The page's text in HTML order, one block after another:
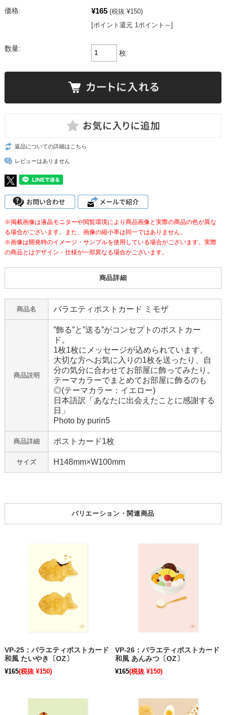
価格: ¥165 (税抜 ¥150)
[ポイント還元 1ポイント～]
数量:
枚
返品についての詳細はこちら
レビューはありません
※掲載画像は液晶モニターや閲覧環境により商品画像と実際の商品の色が異な
る場合がございます。また、画像の縮小率は同一ではありません。
※画像は開発時のイメージ・サンプルを使用している場合がございます。実際
の商品とはデザイン・仕様が一部異なる場合がございます。
商品詳細
商品名 バラエティポストカード ミモザ
商品説明
”飾る”と”送る”がコンセプトのポストカー
ド。
1枚1枚にメッセージが込められています。
大切な方へお気に入りの1枚を送ったり、自
分の気分に合わせてお部屋に飾ってみたり。
テーマカラーでまとめてお部屋に飾るのも
◎(テーマカラー：イエロー)
日本語訳「あなたに出会えたことに感謝する
日」
Photo by purin5
商品詳細 ポストカード1枚
サイズ H148mm×W100mm
バリエーション・関連商品
VP-25：バラエティポストカード
和風 たいやき〔OZ〕
¥165(税抜 ¥150)
VP-26：バラエティポストカード
和風 あんみつ〔OZ〕
¥165(税抜 ¥150)